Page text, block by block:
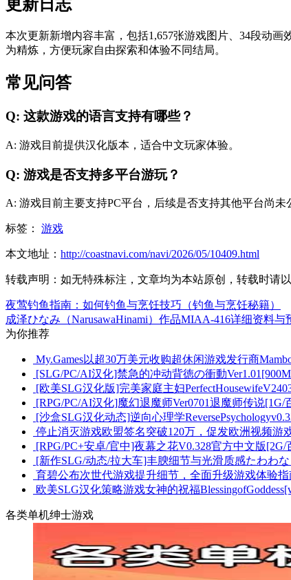
更新日志
本次更新新增内容丰富，包括1,657张游戏图片、34段动
为精炼，方便玩家自由探索和体验不同结局。
常见问答
Q: 这款游戏的语言支持有哪些？
A: 游戏目前提供汉化版本，适合中文玩家体验。
Q: 游戏是否支持多平台游玩？
A: 游戏目前主要支持PC平台，后续是否支持其他平台尚未
标签： 游戏
本文地址： http://coastnavi.com/navi/2026/05/10409.html
转载声明： 如无特殊标注，文章均为本站原创，转载时请
夜莺钓鱼指南：如何钓鱼与烹饪技巧（钓鱼与烹饪秘籍）
成泽ひなみ（NarusawaHinami）作品MIAA-416详细资料与
为你推荐
My.Games以超30万美元收购超休闲游戏发行商
[SLG/PC/AI汉化]禁急的冲动背徳の衝動
[欧美SLG汉化版]完美家庭主妇
[RPG/PC/AI汉化]魔幻退魔师Ver0701退魔师传说[1G/
[沙盒SLG汉化动态]逆向心理学
停止消灭游戏欧盟签名突破120万，促发欧洲视频游
[RPG/PC+安卓/官中]夜幕之花V0.328官方中文版[2G/
[新作SLG/动态/拉大车]丰腴细节与光滑质感たわわ
育碧公布次世代游戏提升细节，全面升级游戏体验指
欧美SLG汉化策略游戏女神的祝福
各类单机绅士游戏